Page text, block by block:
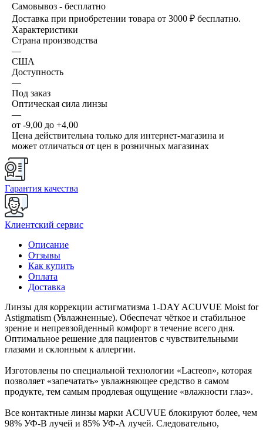
Самовывоз - бесплатно
Доставка при приобретении товара от 3000 ₽ бесплатно.
Характеристики
Страна производства
—
США
Доступность
—
Под заказ
Оптическая сила линзы
—
от -9,00 до +4,00
Цена действительна только для интернет-магазина и
может отличаться от цен в розничных магазинах
Гарантия качества
Клиентский сервис
Описание
Отзывы
Как купить
Оплата
Доставка
Линзы для коррекции астигматизма 1-DAY ACUVUE Moist for
Astigmatism (Увлажненные). Обеспечат чёткое и стабильное
зрение и непревзойденный комфорт в течение всего дня.
Оптимальное решение для пациентов с чувствительными
глазами и склонным к аллергии.
Изготовлены по специальной технологии «Lacreon», которая
позволяет «запечатать» увлажняющее средство в самом
продукте, тем самым продлевая ощущение «влажности глаз».
Все контактные линзы марки ACUVUE блокируют более, чем
98% УФ-В лучей и 85% УФ-А лучей. Следовательно,